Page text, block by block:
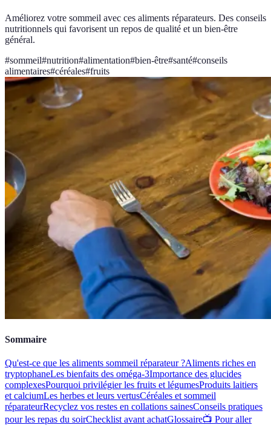
Améliorez votre sommeil avec ces aliments réparateurs. Des conseils
nutritionnels qui favorisent un repos de qualité et un bien-être
général.
#sommeil#nutrition#alimentation#bien-être#santé#conseils
alimentaires#céréales#fruits
Sommaire
Qu'est-ce que les aliments sommeil réparateur ?Aliments riches en
tryptophaneLes bienfaits des oméga-3Importance des glucides
complexesPourquoi privilégier les fruits et légumesProduits laitiers
et calciumLes herbes et leurs vertusCéréales et sommeil
réparateurRecyclez vos restes en collations sainesConseils pratiques
pour les repas du soirChecklist avant achatGlossaire📺 Pour aller